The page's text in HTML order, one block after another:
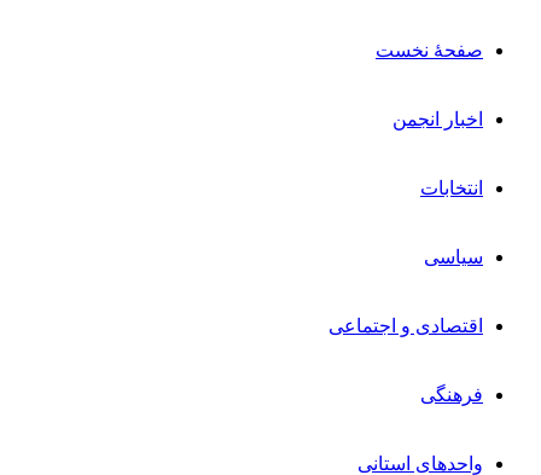
صفحۀ نخست
اخبار انجمن
انتخابات
سیاسی
اقتصادی و اجتماعی
فرهنگی
واحدهای استانی